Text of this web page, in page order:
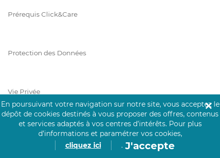
Prérequis Click&Care
Protection des Données
Vie Privée
PAIEMENT SÉCURISÉ
En poursuivant votre navigation sur notre site, vous acceptez le
dépôt de cookies destinés à vous proposer des offres, contenus
et services adaptés à vos centres d’intérêts. Pour plus
d’informations et paramétrer vos cookies,
cliquez ici
. J'accepte
✕